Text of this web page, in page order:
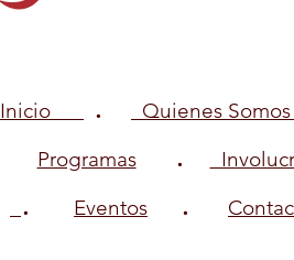
Inicio . Quienes Somos
Programas .
. Eventos .